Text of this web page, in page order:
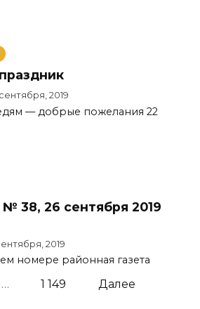
2019
— добрые пожелания 22
№ 38, 26 сентября 2019
2019
номере районная газета
… 1 149 Далее